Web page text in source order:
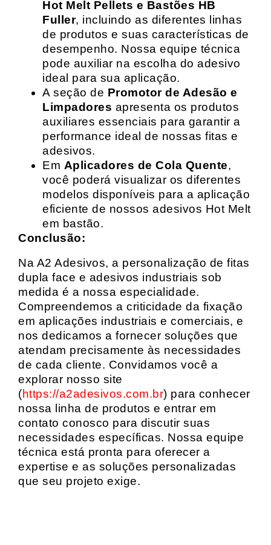
Hot Melt Pellets e Bastões HB
Fuller, incluindo as diferentes linhas
de produtos e suas características de
desempenho. Nossa equipe técnica
pode auxiliar na escolha do adesivo
ideal para sua aplicação.
A seção de Promotor de Adesão e
Limpadores apresenta os produtos
auxiliares essenciais para garantir a
performance ideal de nossas fitas e
adesivos.
Em Aplicadores de Cola Quente,
você poderá visualizar os diferentes
modelos disponíveis para a aplicação
eficiente de nossos adesivos Hot Melt
em bastão.
Conclusão:
Na A2 Adesivos, a personalização de fitas
dupla face e adesivos industriais sob
medida é a nossa especialidade.
Compreendemos a criticidade da fixação
em aplicações industriais e comerciais, e
nos dedicamos a fornecer soluções que
atendam precisamente às necessidades
de cada cliente. Convidamos você a
explorar nosso site
(https://a2adesivos.com.br) para conhecer
nossa linha de produtos e entrar em
contato conosco para discutir suas
necessidades específicas. Nossa equipe
técnica está pronta para oferecer a
expertise e as soluções personalizadas
que seu projeto exige.